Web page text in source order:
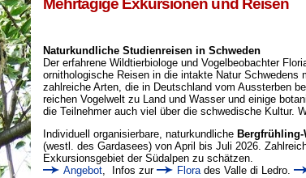
Mehrtägige Exkursionen und Reisen
Naturkundliche Studienreisen in Schweden
Der erfahrene Wildtierbiologe und Vogelbeobachter
ornithologische Reisen in die intakte Natur Schwedens
zahlreiche Arten, die in Deutschland vom Aussterben
reichen Vogelwelt zu Land und Wasser und einige
die Teilnehmer auch viel über die schwedische Kultur.
Individuell organisierbare, naturkundliche
(westl. des Gardasees) von April bis Juli 2026.
Exkursionsgebiet der Südalpen zu schätzen.
Angebot, Infos zur Florades Valle di Ledro.